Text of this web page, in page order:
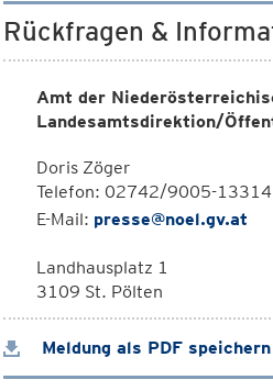
Rückfragen &
Amt der
Landesamtsdirektion/
Doris Zöger
Telefon: 02742/9005-13314
E-Mail: presse@noel.gv.at
Landhausplatz 1
3109 St. Pölten
Meldung als PDF speichern